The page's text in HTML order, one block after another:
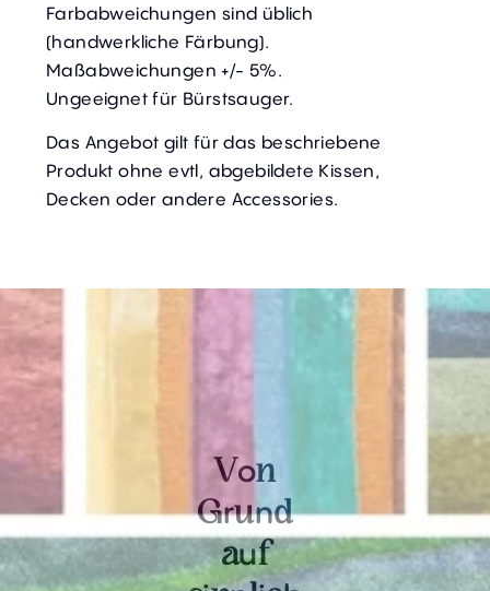
Farbabweichungen sind üblich
(handwerkliche Färbung).
Maßabweichungen +/- 5%.
Ungeeignet für Bürstsauger.
Das Angebot gilt für das beschriebene
Produkt ohne evtl, abgebildete Kissen,
Decken oder andere Accessories.
Von
Grund
auf